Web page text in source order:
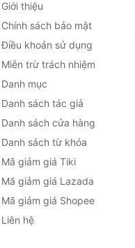
Giới thiệu
Chính sách bảo mật
Điều khoản sử dụng
Miễn trừ trách nhiệm
Danh mục
Danh sách tác giả
Danh sách cửa hàng
Danh sách từ khóa
Mã giảm giá Tiki
Mã giảm giá Lazada
Mã giảm giá Shopee
Liên hệ